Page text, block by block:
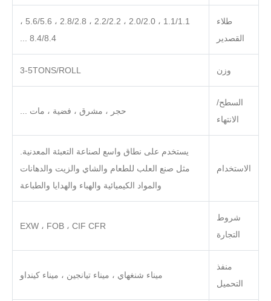
طلاء
القصدير
1.1/1.1 ، 2.0/2.0 ، 2.2/2.2 ، 2.8/2.8 ، 5.6/5.6 ،
8.4/8.4 ...
وزن 3-5TONS/ROLL
السطح/
الانتهاء
حجر ، مشرق ، فضية ، مات ...
الاستخدام
يستخدم على نطاق واسع لصناعة التعبئة المعدنية.
مثل صنع العلب للطعام والشاي والزيت والدهانات
والمواد الكيميائية والهباء والهدايا والطباعة
شروط
التجارة
EXW ، FOB ، CIF CFR
منفذ
التحميل
ميناء شنغهاي ، ميناء تيانجين ، ميناء كينداو